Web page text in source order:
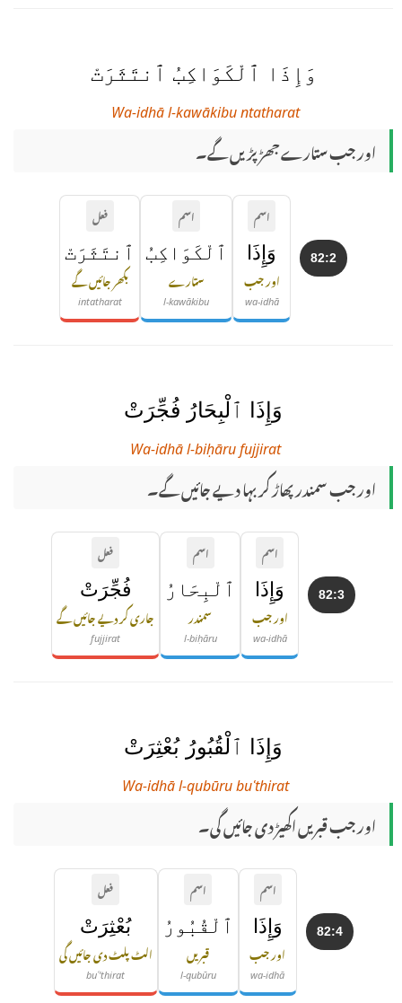
وَإِذَا ٱلْكَوَاكِبُ ٱنتَثَرَتْ
Wa-idhā l-kawākibu ntatharat
اور جب ستارے جھڑ پڑیں گے۔
82:2
اسم
وَإِذَا
اور جب
wa-idhā
اسم
ٱلْكَوَاكِبُ
ستارے
l-kawākibu
فعل
ٱنتَثَرَتْ
بکھر جائیں گے
intatharat
وَإِذَا ٱلْبِحَارُ فُجِّرَتْ
Wa-idhā l-biḥāru fujjirat
اور جب سمندر پھاڑ کر بہا دیے جائیں گے۔
82:3
اسم
وَإِذَا
اور جب
wa-idhā
اسم
ٱلْبِحَارُ
سمندر
l-biḥāru
فعل
فُجِّرَتْ
جاری کر دیے جائیں گے
fujjirat
وَإِذَا ٱلْقُبُورُ بُعْثِرَتْ
Wa-idhā l-qubūru buʿthirat
اور جب قبریں اکھیڑ دی جائیں گی۔
82:4
اسم
وَإِذَا
اور جب
wa-idhā
اسم
ٱلْقُبُورُ
قبریں
l-qubūru
فعل
بُعْثِرَتْ
الٹ پلٹ دی جائیں گی
buʿ'thirat